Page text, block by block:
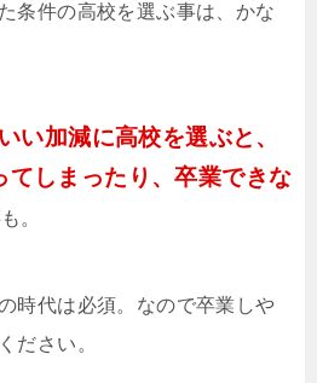
条件の高校を選ぶ事は、かな
いい加減に高校を選ぶと、
てしまったり、卒業できな
。
時代は必須。なので卒業しや
ださい。